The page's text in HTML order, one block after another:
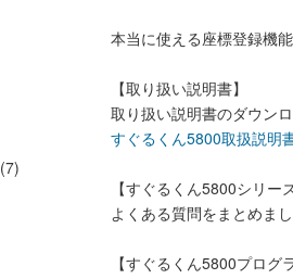
(7)
本当に使える座標登録機
【取り扱い説明書】
取り扱い説明書のダウン
すぐるくん5800取扱説明
【すぐるくん5800シリー
よくある質問をまとめま
【すぐるくん5800プログ